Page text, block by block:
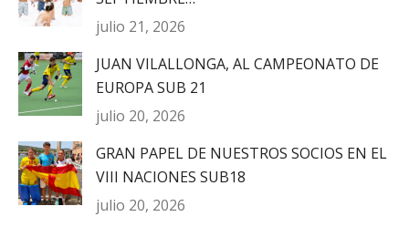
julio 21, 2026
JUAN VILALLONGA, AL CAMPEONATO DE
EUROPA SUB 21
julio 20, 2026
GRAN PAPEL DE NUESTROS SOCIOS EN EL
VIII NACIONES SUB18
julio 20, 2026